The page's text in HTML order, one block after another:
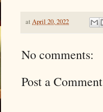
at April 20, 2022
No comments:
Post a Comment